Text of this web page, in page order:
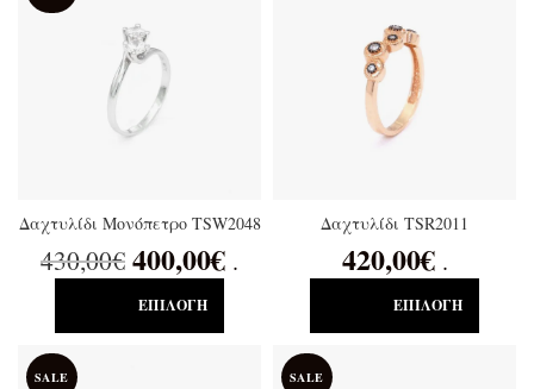
Δαχτυλίδι Μονόπετρο TSW2048
430,00€ 400,00€ .
ΕΠΙΛΟΓΉ
Δαχτυλίδι TSR2011
420,00€ .
ΕΠΙΛΟΓΉ
SALE SALE